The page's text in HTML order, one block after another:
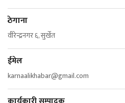
ठेगाना
वीरेन्द्रनगर ६, सुर्खेत
ईमेल
karnaalikhabar@gmail.com